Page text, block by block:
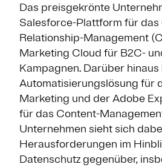
Das preisgekrönte
Salesforce-Plattform für
Relationship-Management
Marketing Cloud für B2C-
Kampagnen. Darüber
Automatisierungslösung für
Marketing und der Adobe
für das Content-
Unternehmen sieht sich
Herausforderungen im
Datenschutz gegenüber,